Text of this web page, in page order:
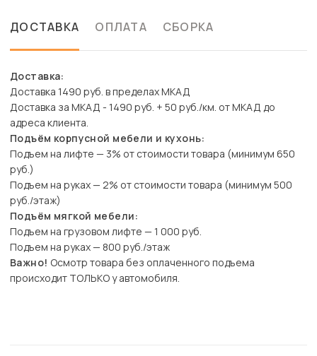
ДОСТАВКА ОПЛАТА СБОРКА
Доставка:
Доставка 1490 руб. в пределах МКАД
Доставка за МКАД - 1490 руб. + 50 руб./км. от МКАД до
адреса клиента.
Подъём корпусной мебели и кухонь:
Подъем на лифте — 3% от стоимости товара (минимум 650
руб.)
Подъем на руках — 2% от стоимости товара (минимум 500
руб./этаж)
Подъём мягкой мебели:
Подъем на грузовом лифте — 1 000 руб.
Подъем на руках — 800 руб./этаж
Важно! Осмотр товара без оплаченного подъема
происходит ТОЛЬКО у автомобиля.